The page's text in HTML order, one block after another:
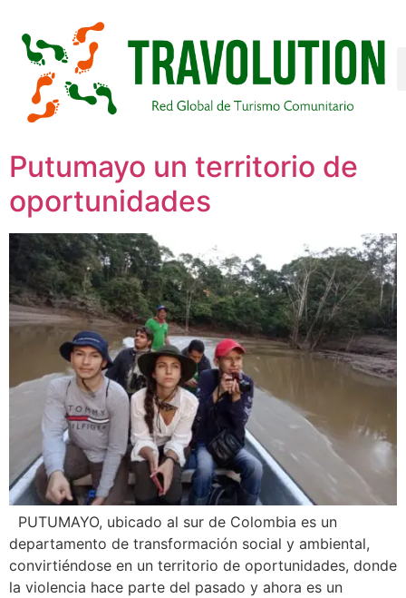
Putumayo un territorio de
oportunidades
PUTUMAYO, ubicado al sur de Colombia es un
departamento de transformación social y ambiental,
convirtiéndose en un territorio de oportunidades, donde
la violencia hace parte del pasado y ahora es un